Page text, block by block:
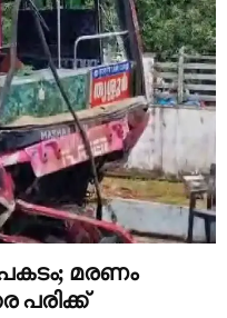
മരണം
പരിക്ക്